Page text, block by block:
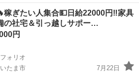
ま
工具を使います。 （3）チームで協力して
稼ぎたい人集合💵日給22000円‼️家具
の社宅＆引っ越しサポー…
円
ォリオ
たま市
7月22日